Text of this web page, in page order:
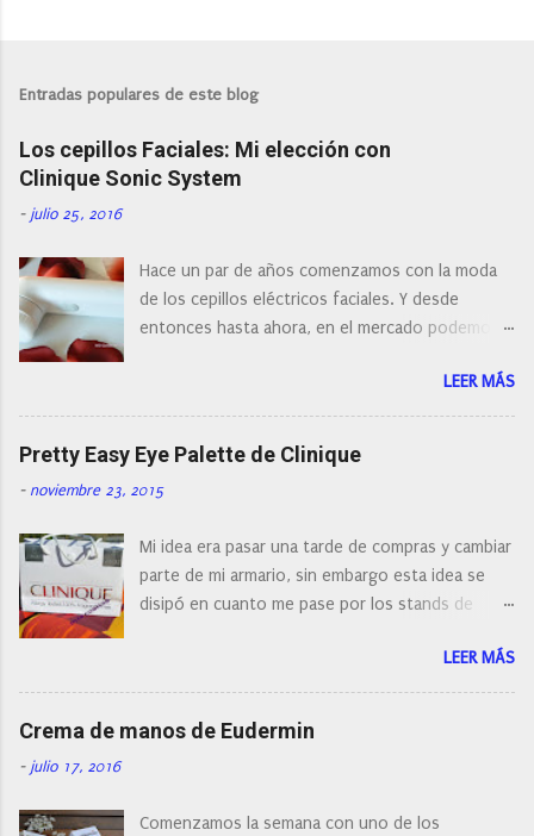
l
a
r
u
n
o
m
e
n
t
a
o
Entradas populares de este blog
Los cepillos Faciales: Mi elección con
Clinique Sonic System
- julio 25, 2016
Hace un par de años comenzamos con la moda
de los cepillos eléctricos faciales. Y desde
entonces hasta ahora, en el mercado podemos
con diferentes características, a pilas, a batería,
cepillos de rotación o de oscilación... y
naturalmente de todos los precios. Existe en la
actualidad tal variedad, que antes de hacer la
compra debemos de hacernos unas preguntas:
post os voy a dar mi opinión de porque elegí mi
cepillo facial de Clinique
LEER MÁS
Pretty Easy Eye Palette de Clinique
- noviembre 23, 2015
Mi idea era pasar una tarde de compras y cambiar
parte de mi armario, sin embargo esta idea se
disipó en cuanto me pase por los stands de
resistirse a esta paleta de colores de Clinique.
LEER MÁS
Crema de manos de Eudermin
- julio 17, 2016
Comenzamos la semana con uno de los